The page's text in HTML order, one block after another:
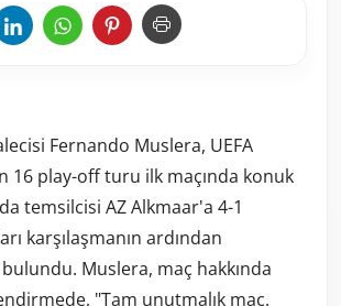
Fernando Muslera, UEFA
16 play-off turu ilk maçında konuk
temsilcisi AZ Alkmaar'a 4-1
karşılaşmanın ardından
Muslera, maç hakkında
"Tam unutmalık maç.